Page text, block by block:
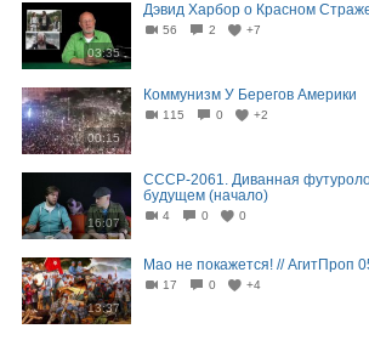
03:35
Дэвид Харбор о Красном
56 2 +7
00:15
Коммунизм У Берегов Америки
115 0 +2
16:07
СССР-2061. Диванная
будущем (начало)
4 0 0
13:37
Мао не покажется! // АгитПроп
17 0 +4